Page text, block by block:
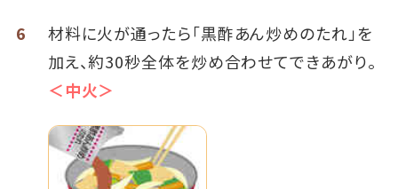
6
材料に火が通ったら「黒酢あん炒めのたれ」を
加え、約30秒全体を炒め合わせてできあがり。
＜中火＞